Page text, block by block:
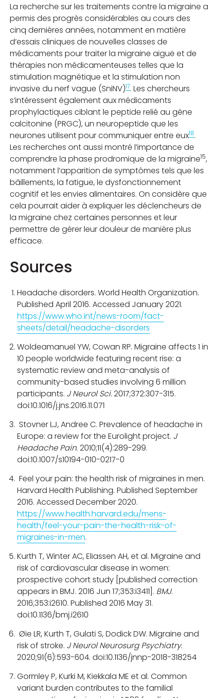
La recherche sur les traitements contre la migraine a
permis des progrès considérables au cours des
cinq dernières années, notamment en matière
d’essais cliniques de nouvelles classes de
médicaments pour traiter la migraine aiguë et de
thérapies non médicamenteuses telles que la
stimulation magnétique et la stimulation non
invasive du nerf vague (SniNV)17. Les chercheurs
s’intéressent également aux médicaments
prophylactiques ciblant le peptide relié au gène
calcitonine (PRGC), un neuropeptide que les
neurones utilisent pour communiquer entre eux18.
Les recherches ont aussi montré l’importance de
comprendre la phase prodromique de la migraine15,
notamment l’apparition de symptômes tels que les
bâillements, la fatigue, le dysfonctionnement
cognitif et les envies alimentaires. On considère que
cela pourrait aider à expliquer les déclencheurs de
la migraine chez certaines personnes et leur
permettre de gérer leur douleur de manière plus
efficace.
Sources
Headache disorders. World Health Organization.
Published April 2016. Accessed January 2021.
https://www.who.int/news-room/fact-
sheets/detail/headache-disorders
Woldeamanuel YW, Cowan RP. Migraine affects 1 in
10 people worldwide featuring recent rise: a
systematic review and meta-analysis of
community-based studies involving 6 million
participants. J Neurol Sci.2017;372:307-315.
doi:10.1016/j.jns.2016.11.071
Stovner LJ, Andree C. Prevalence of headache in
Europe: a review for the Eurolight project. J
Headache Pain. 2010;11(4):289-299.
doi:10.1007/s10194-010-0217-0
Feel your pain: the health risk of migraines in men.
Harvard Health Publishing. Published September
2016. Accessed December 2020.
https://www.health.harvard.edu/mens-
health/feel-your-pain-the-health-risk-of-
migraines-in-men.
Kurth T, Winter AC, Eliassen AH, et al. Migraine and
risk of cardiovascular disease in women:
prospective cohort study [published correction
appears in BMJ. 2016 Jun 17;353:i3411]. BMJ.
2016;353:i2610. Published 2016 May 31.
doi:10.1136/bmj.i2610
Øie LR, Kurth T, Gulati S, Dodick DW. Migraine and
risk of stroke. J Neurol Neurosurg Psychiatry.
2020;91(6):593-604. doi:10.1136/jnnp-2018-318254
Gormley P, Kurki M, Kiekkala ME et al. Common
variant burden contributes to the familial